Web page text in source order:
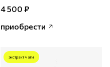
4 500 ₽
приобрести
экстракт чаги